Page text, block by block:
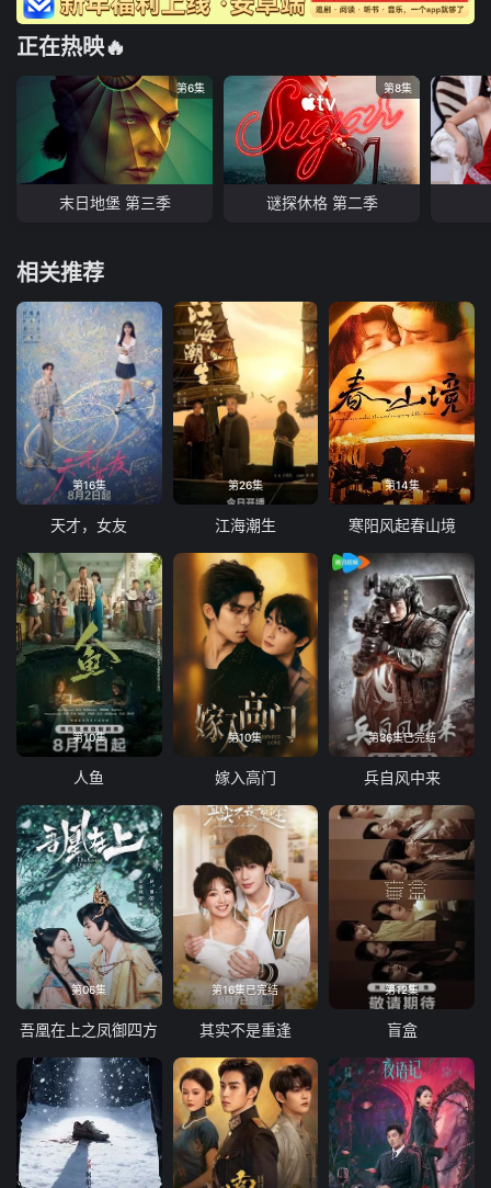
正在热映🔥
第6集
末日地堡 第三季
第8集
谜探休格 第二季
相关推荐
第16集
天才，女友
第26集
江海潮生
第14集
寒阳风起春山境
第10集
人鱼
第10集
嫁入高门
第36集已完结
兵自风中来
第06集
吾凰在上之凤御四方
第16集已完结
其实不是重逢
第12集
盲盒